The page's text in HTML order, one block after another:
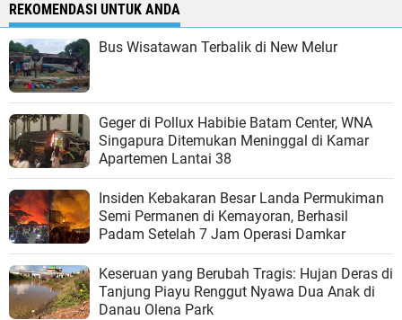
REKOMENDASI UNTUK ANDA
Bus Wisatawan Terbalik di New Melur
Geger di Pollux Habibie Batam Center, WNA
Singapura Ditemukan Meninggal di Kamar
Apartemen Lantai 38
Insiden Kebakaran Besar Landa Permukiman
Semi Permanen di Kemayoran, Berhasil
Padam Setelah 7 Jam Operasi Damkar
Keseruan yang Berubah Tragis: Hujan Deras di
Tanjung Piayu Renggut Nyawa Dua Anak di
Danau Olena Park